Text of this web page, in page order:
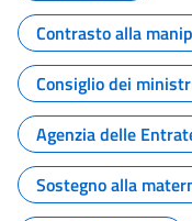
Contrasto alla
Consiglio dei
Agenzia delle
Sostegno alla